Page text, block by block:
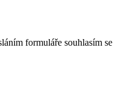
formuláře souhlasím se